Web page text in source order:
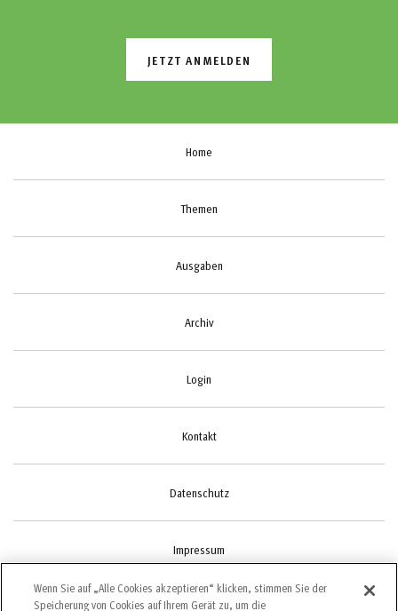
JETZT ANMELDEN
Home
Themen
Ausgaben
Archiv
Login
Kontakt
Datenschutz
Impressum
Cookie-Einstellungen
Wenn Sie auf „Alle Cookies akzeptieren“ klicken, stimmen Sie der
Speicherung von Cookies auf Ihrem Gerät zu, um die